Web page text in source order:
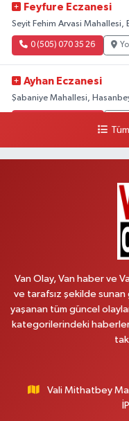
Feyfure Eczanesi
Seyit Fehim Arvasi Mahallesi,
0 (505) 070 35 26
Ayhan Eczanesi
Şabaniye Mahallesi,
Vanyolu Mahallesi, Kara
0 (432) 351 02 96
Koç Eczanesi
Engin Eczanesi
Beyazıt Mahallesi, Zeylan
Van Olay, Van haber ve
ve tarafsız şekilde
yaşanan tüm güncel
kategorilerindeki
Vali Mithatbey